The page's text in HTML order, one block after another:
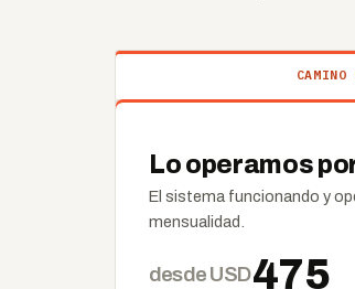
Lo operamos
El sistema funcionando y
mensualidad.
desde USD475